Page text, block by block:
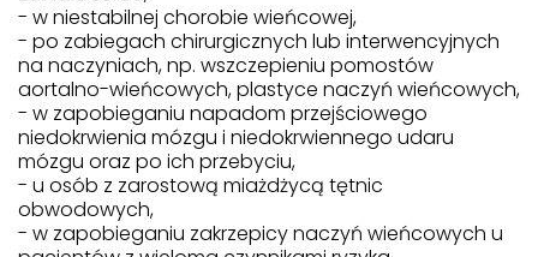
- w niestabilnej chorobie wieńcowej,
- po zabiegach chirurgicznych lub interwencyjnych
na naczyniach, np. wszczepieniu pomostów
aortalno-wieńcowych, plastyce naczyń wieńcowych,
- w zapobieganiu napadom przejściowego
niedokrwienia mózgu i niedokrwiennego udaru
mózgu oraz po ich przebyciu,
- u osób z zarostową miażdżycą tętnic
obwodowych,
- w zapobieganiu zakrzepicy naczyń wieńcowych u